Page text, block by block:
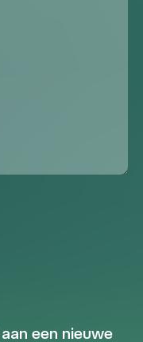
een nieuwe